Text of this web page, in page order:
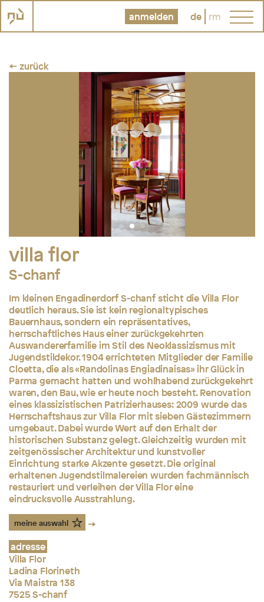
anmelden de rm
← zurück
villa flor
S-chanf
Im kleinen Engadinerdorf S-chanf sticht die Villa Flor
deutlich heraus. Sie ist kein regionaltypisches
Bauernhaus, sondern ein repräsentatives,
herrschaftliches Haus einer zurückgekehrten
Auswandererfamilie im Stil des Neoklassizismus mit
Jugendstildekor. 1904 errichteten Mitglieder der Familie
Cloetta, die als «Randolinas Engiadinaisas» ihr Glück in
Parma gemacht hatten und wohlhabend zurückgekehrt
waren, den Bau, wie er heute noch besteht. Renovation
eines klassizistischen Patrizierhauses: 2009 wurde das
Herrschaftshaus zur Villa Flor mit sieben Gästezimmern
umgebaut. Dabei wurde Wert auf den Erhalt der
historischen Substanz gelegt. Gleichzeitig wurden mit
zeitgenössischer Architektur und kunstvoller
Einrichtung starke Akzente gesetzt. Die original
erhaltenen Jugendstilmalereien wurden fachmännisch
restauriert und verleihen der Villa Flor eine
eindrucksvolle Ausstrahlung.
meine auswahl
adresse
Villa Flor
Ladina Florineth
Via Maistra 138
7525 S-chanf